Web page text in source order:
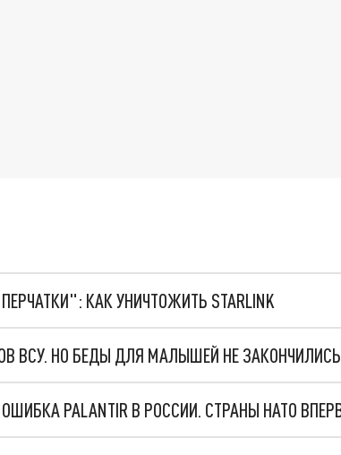
КАК УНИЧТОЖИТЬ STARLINK
ВСУ. НО БЕДЫ ДЛЯ МАЛЫШЕЙ НЕ ЗАКОНЧИЛИСЬ